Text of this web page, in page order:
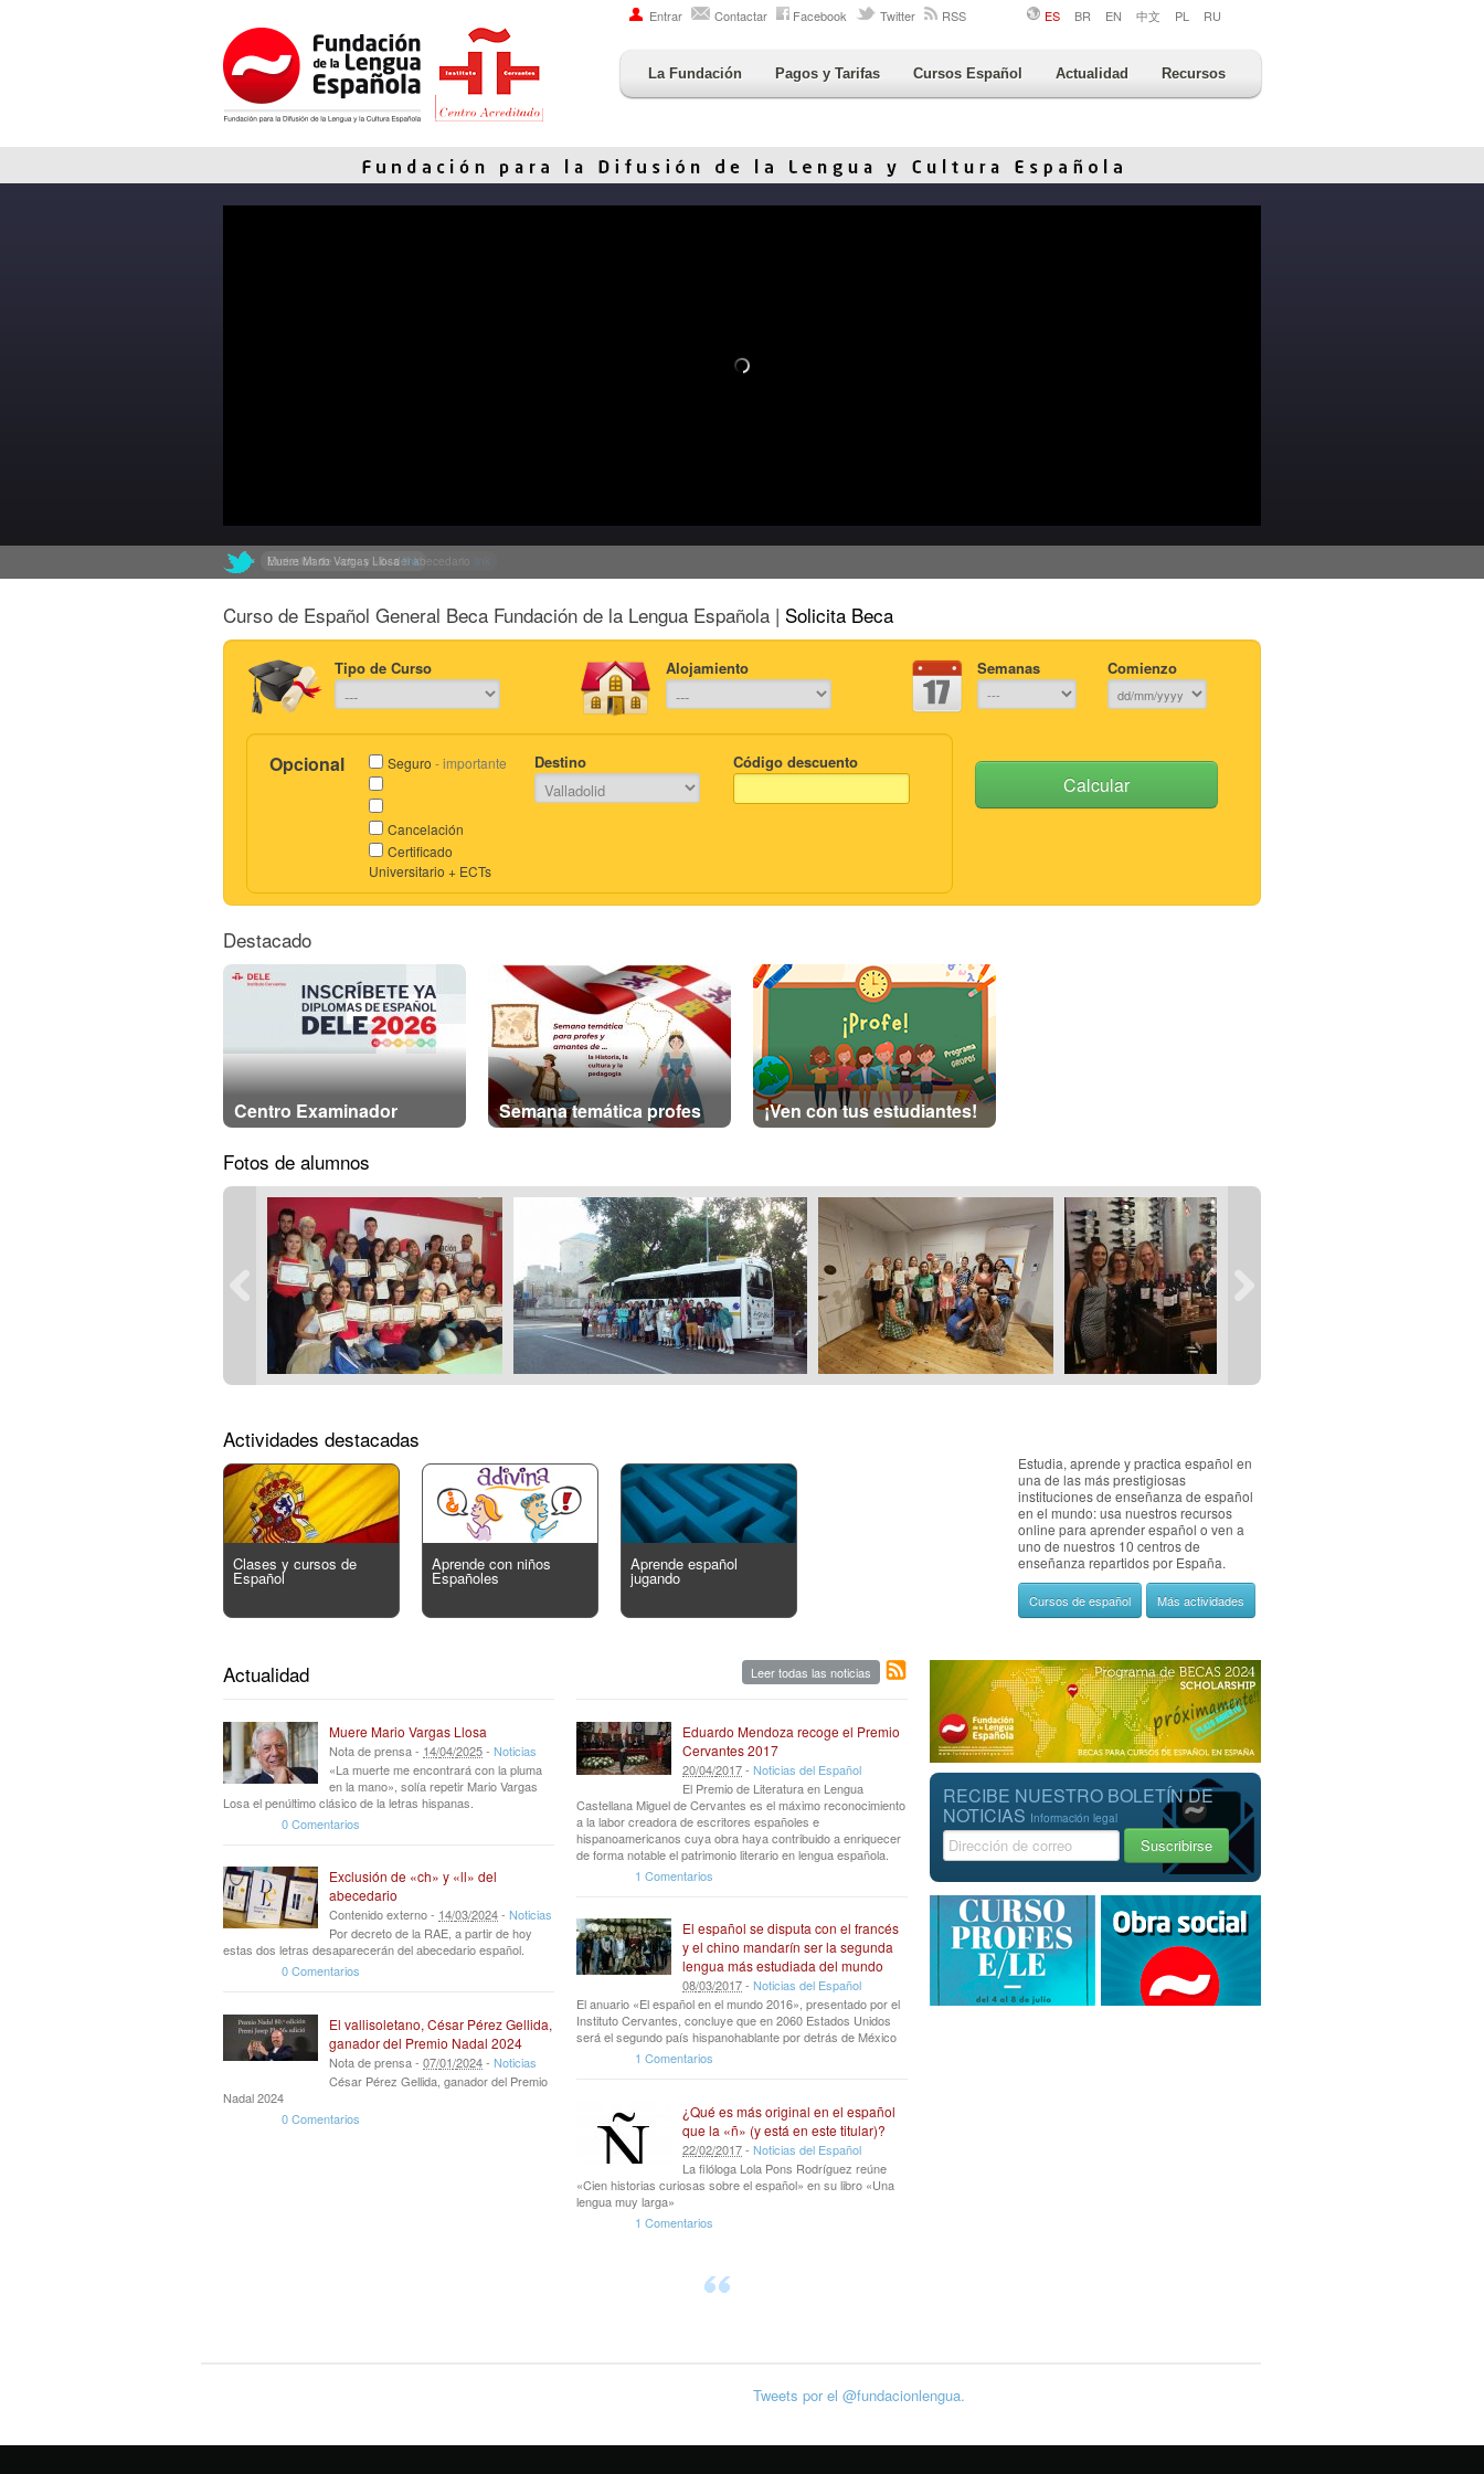
Entrar Contactar Facebook Twitter RSS ES BR EN 中文 PL RU
La Fundación Pagos y Tarifas Cursos Español Actualidad Recursos
Muere Mario Vargas Llosa link
Exclusión de «ch» y «ll» del abecedario
Curso de Español General Beca Fundación de la Lengua Española | Solicita Beca
Tipo de Curso Alojamiento Semanas Comienzo
Opcional Seguro - importante
Cancelación
Certificado
Universitario + ECTs
Destino Código descuento
Calcular
Destacado
Centro Examinador Semana temática profes ¡Ven con tus estudiantes!
Fotos de alumnos
Actividades destacadas
Clases y cursos de
Español
Aprende con niños
Españoles
Aprende español
jugando
Estudia, aprende y practica español en
una de las más prestigiosas
instituciones de enseñanza de español
en el mundo: usa nuestros recursos
online para aprender español o ven a
uno de nuestros 10 centros de
enseñanza repartidos por España.
Cursos de español Más actividades
Leer todas las noticias
Actualidad
Muere Mario Vargas Llosa
Nota de prensa - 14/04/2025- Noticias
«La muerte me encontrará con la pluma
en la mano», solía repetir Mario Vargas
Losa el penúltimo clásico de la letras hispanas.
0 Comentarios
Exclusión de «ch» y «ll» del
abecedario
Contenido externo - 14/03/2024- Noticias
Por decreto de la RAE, a partir de hoy
estas dos letras desaparecerán del abecedario español.
0 Comentarios
El vallisoletano, César Pérez Gellida,
ganador del Premio Nadal 2024
Nota de prensa - 07/01/2024- Noticias
César Pérez Gellida, ganador del Premio
Nadal 2024
0 Comentarios
Eduardo Mendoza recoge el Premio
Cervantes 2017
20/04/2017- Noticias del Español
El Premio de Literatura en Lengua
Castellana Miguel de Cervantes es el máximo reconocimiento
a la labor creadora de escritores españoles e
hispanoamericanos cuya obra haya contribuido a enriquecer
de forma notable el patrimonio literario en lengua española.
1 Comentarios
El español se disputa con el francés
y el chino mandarín ser la segunda
lengua más estudiada del mundo
08/03/2017- Noticias del Español
El anuario «El español en el mundo 2016», presentado por el
Instituto Cervantes, concluye que en 2060 Estados Unidos
será el segundo país hispanohablante por detrás de México
1 Comentarios
¿Qué es más original en el español
que la «ñ» (y está en este titular)?
22/02/2017- Noticias del Español
La filóloga Lola Pons Rodríguez reúne
«Cien historias curiosas sobre el español» en su libro «Una
lengua muy larga»
1 Comentarios
RECIBE NUESTRO BOLETÍN DE
NOTICIAS Información legal
Tweets por el @fundacionlengua.